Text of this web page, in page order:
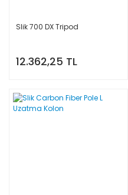
Slik 700 DX Tripod
12.362,25 TL